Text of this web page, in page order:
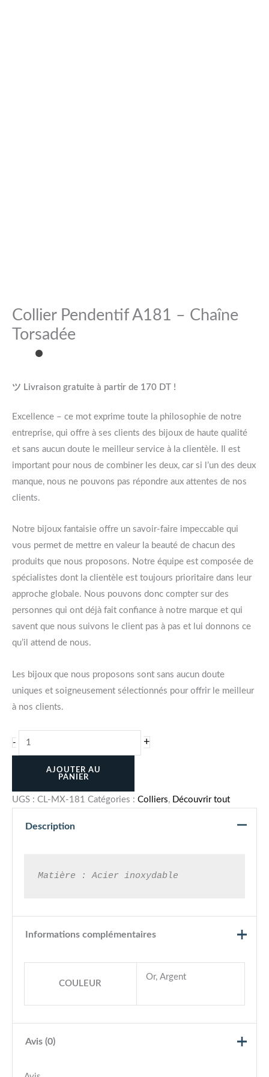
Collier Pendentif A181 – Chaîne
Torsadée
ツ Livraison gratuite à partir de 170 DT !
Excellence – ce mot exprime toute la philosophie de notre
entreprise, qui offre à ses clients des bijoux de haute qualité
et sans aucun doute le meilleur service à la clientèle. Il est
important pour nous de combiner les deux, car si l’un des deux
manque, nous ne pouvons pas répondre aux attentes de nos
clients.
Notre bijoux fantaisie offre un savoir-faire impeccable qui
vous permet de mettre en valeur la beauté de chacun des
produits que nous proposons. Notre équipe est composée de
spécialistes dont la clientèle est toujours prioritaire dans leur
approche globale. Nous pouvons donc compter sur des
personnes qui ont déjà fait confiance à notre marque et qui
savent que nous suivons le client pas à pas et lui donnons ce
qu’il attend de nous.
Les bijoux que nous proposons sont sans aucun doute
uniques et soigneusement sélectionnés pour offrir le meilleur
à nos clients.
- +
AJOUTER AU
PANIER
UGS : CL-MX-181 Catégories : Colliers, Découvrir tout
Description
Informations complémentaires
COULEUR
Or, Argent
Avis (0)